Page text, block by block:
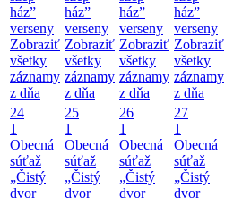
ház”
verseny
Zobraziť
všetky
záznamy
z dňa
ház”
verseny
Zobraziť
všetky
záznamy
z dňa
ház”
verseny
Zobraziť
všetky
záznamy
z dňa
ház”
verseny
Zobraziť
všetky
záznamy
z dňa
24
1
Obecná
súťaž
„Čistý
dvor –
25
1
Obecná
súťaž
„Čistý
dvor –
26
1
Obecná
súťaž
„Čistý
dvor –
27
1
Obecná
súťaž
„Čistý
dvor –